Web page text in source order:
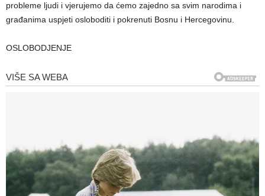
probleme ljudi i vjerujemo da ćemo zajedno sa svim narodima i
građanima uspjeti osloboditi i pokrenuti Bosnu i Hercegovinu.
OSLOBODJENJE